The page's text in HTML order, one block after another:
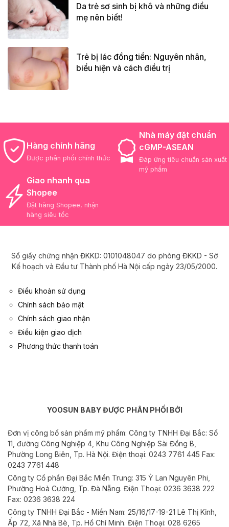
Da trẻ sơ sinh bị khô và những điều
mẹ nên biết!
Trẻ bị lác đồng tiền: Nguyên nhân,
biểu hiện và cách điều trị
Hàng chính hãng
Được phân phối chính thức
Nhà máy đặt chuẩn
cGMP-ASEAN
Đáp ứng tiêu chuẩn sản xuất
mỹ phẩm
Giao nhanh qua
Shopee
Đặt hàng Shopee, nhận
hàng siêu tốc
Số giấy chứng nhận ĐKKD: 0101048047 do phòng ĐKKD - Sở
Kế hoạch và Đầu tư Thành phố Hà Nội cấp ngày 23/05/2000.
Điều khoản sử dụng
Chính sách bảo mật
Chính sách giao nhận
Điều kiện giao dịch
Phương thức thanh toán
YOOSUN BABY ĐƯỢC PHÂN PHỐI BỞI
Đơn vị công bố sản phẩm mỹ phẩm: Công ty TNHH Đại Bắc: Số
11, đường Công Nghiệp 4, Khu Công Nghiệp Sài Đồng B,
Phường Long Biên, Tp. Hà Nội. Điện thoại: 0243 7761 445 Fax:
0243 7761 448
Công ty Cổ phần Đại Bắc Miền Trung: 315 Ỷ Lan Nguyên Phi,
Phường Hoà Cường, Tp. Đà Nẵng. Điện Thoại: 0236 3638 222
Fax: 0236 3638 224
Công ty TNHH Đại Bắc - Miền Nam: 25/16/17-19-21 Lê Thị Kỉnh,
Ấp 72, Xã Nhà Bè, Tp. Hồ Chí Minh. Điện Thoại: 028 6265